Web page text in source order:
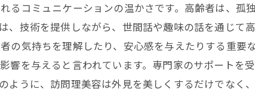
るコミュニケーションの温かさです。高齢者は、孤
、技術を提供しながら、世間話や趣味の話を通じて
の気持ちを理解したり、安心感を与えたりする重要
響を与えると言われています。専門家のサポートを
ように、訪問理美容は外見を美しくするだけでなく